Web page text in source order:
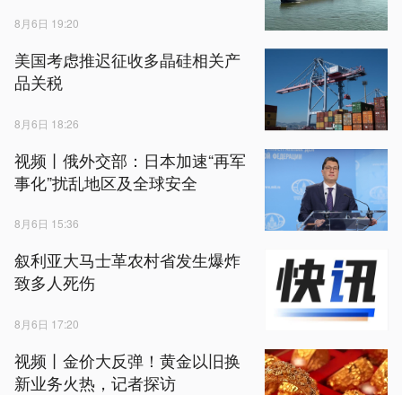
8月6日 19:20
美国考虑推迟征收多晶硅相关产
品关税
8月6日 18:26
视频丨俄外交部：日本加速“再军
事化”扰乱地区及全球安全
8月6日 15:36
叙利亚大马士革农村省发生爆炸
致多人死伤
8月6日 17:20
视频丨金价大反弹！黄金以旧换
新业务火热，记者探访